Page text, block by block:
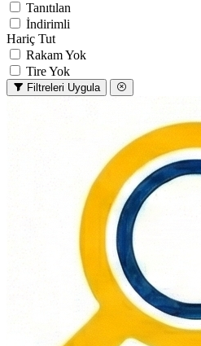
Tanıtılan
İndirimli
Hariç Tut
Rakam Yok
Tire Yok
Filtreleri Uygula